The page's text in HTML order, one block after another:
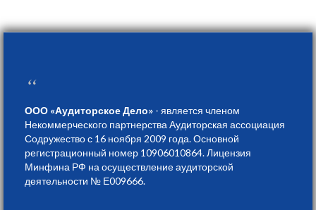
“
ООО «Аудиторское Дело» - является членом
Некоммерческого партнерства Аудиторская ассоциация
Содружество с 16 ноября 2009 года. Основной
регистрационный номер 10906010864. Лицензия
Минфина РФ на осуществление аудиторской
деятельности № Е009666.